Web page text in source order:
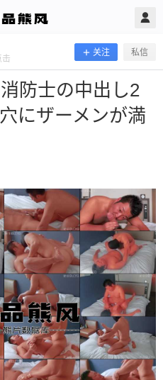
击
关注 私信
防士の中出し2
にザーメンが満
2022/6/13
防士の中出し2連
ザーメンが満タ
熊币 已有31人支付 登录